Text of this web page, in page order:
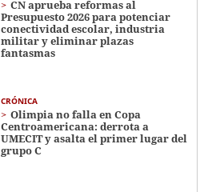
CN aprueba reformas al
Presupuesto 2026 para potenciar
conectividad escolar, industria
militar y eliminar plazas
fantasmas
CRÓNICA
Olimpia no falla en Copa
Centroamericana: derrota a
UMECIT y asalta el primer lugar del
grupo C